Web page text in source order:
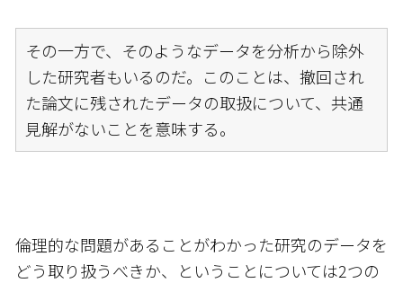
その一方で、そのようなデータを分析から除外
した研究者もいるのだ。このことは、撤回され
た論文に残されたデータの取扱について、共通
見解がないことを意味する。
倫理的な問題があることがわかった研究のデータを
どう取り扱うべきか、ということについては2つの